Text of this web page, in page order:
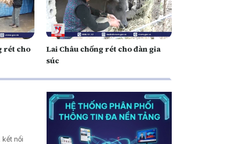
rét cho
Lai Châu chống rét cho đàn gia
súc
kết nối